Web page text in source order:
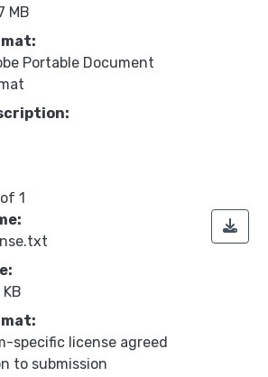
MB
Portable Document
1
KB
specific license agreed
to submission